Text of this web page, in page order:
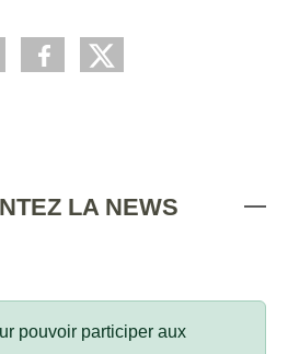
LA NEWS
pouvoir participer aux